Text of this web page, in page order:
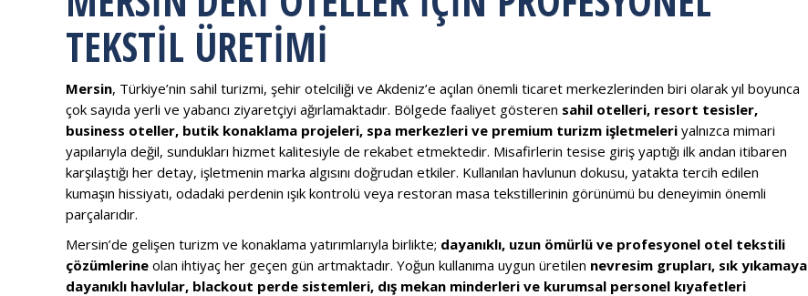
TEKSTIL ÜRETIMI
Mersin, Türkiye’nin sahil turizmi, şehir otelciliği ve Akdeniz’e açılan önemli ticaret merkezlerinden biri olarak yıl boyunca
çok sayıda yerli ve yabancı ziyaretçiyi ağırlamaktadır. Bölgede faaliyet gösteren sahil otelleri, resort tesisler,
business oteller, butik konaklama projeleri, spa merkezleri ve premium turizm işletmeleri yalnızca mimari
yapılarıyla değil, sundukları hizmet kalitesiyle de rekabet etmektedir. Misafirlerin tesise giriş yaptığı ilk andan itibaren
karşılaştığı her detay, işletmenin marka algısını doğrudan etkiler. Kullanılan havlunun dokusu, yatakta tercih edilen
kumaşın hissiyatı, odadaki perdenin ışık kontrolü veya restoran masa tekstillerinin görünümü bu deneyimin önemli
parçalarıdır.
Mersin’de gelişen turizm ve konaklama yatırımlarıyla birlikte; dayanıklı, uzun ömürlü ve profesyonel otel tekstili
çözümlerine olan ihtiyaç her geçen gün artmaktadır. Yoğun kullanıma uygun üretilen nevresim grupları, sık yıkamaya
dayanıklı havlular, blackout perde sistemleri, dış mekan minderleri ve kurumsal personel kıyafetleri